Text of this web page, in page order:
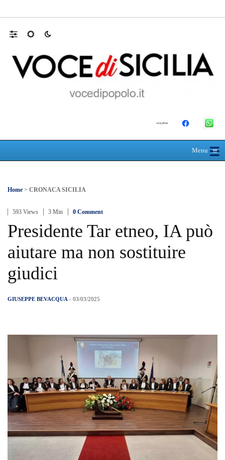
Menu≡
☰
Home > CRONACA SICILIA
593 Views 3 Min 0 Comment
Presidente Tar etneo, IA può
aiutare ma non sostituire
giudici
GIUSEPPE BEVACQUA - 03/03/2025